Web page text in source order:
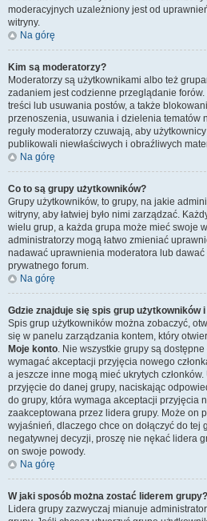
moderacyjnych uzależniony jest od
witryny.
Na górę
Kim są moderatorzy?
Moderatorzy są użytkownikami albo też
zadaniem jest codzienne przeglądanie
treści lub usuwania postów, a także
przenoszenia, usuwania i dzielenia tematów
reguły moderatorzy czuwają, aby
publikowali niewłaściwych i obraźliwych
Na górę
Co to są grupy użytkowników?
Grupy użytkowników, to grupy, na jakie
witryny, aby łatwiej było nimi zarządzać.
wielu grup, a każda grupa może mieć swoje
administratorzy mogą łatwo zmieniać
nadawać uprawnienia moderatora lub
prywatnego forum.
Na górę
Gdzie znajduje się spis grup użytkowników
Spis grup użytkowników można zobaczyć,
się w panelu zarządzania kontem, który
Moje konto. Nie wszystkie grupy są
wymagać akceptacji przyjęcia nowego
a jeszcze inne mogą mieć ukrytych
przyjęcie do danej grupy, naciskając
do grupy, która wymaga akceptacji przyjęcia
zaakceptowana przez lidera grupy. Może on
wyjaśnień, dlaczego chce on dołączyć do tej
negatywnej decyzji, proszę nie nękać lidera
on swoje powody.
Na górę
W jaki sposób można zostać liderem grupy?
Lidera grupy zazwyczaj mianuje